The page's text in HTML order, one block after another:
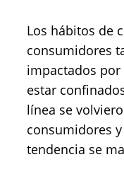
Los hábitos de
consumidores
impactados por
estar
línea se
consumidores
tendencia se